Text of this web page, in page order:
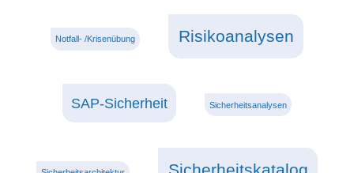
Notfall- /Krisenübung Risikoanalysen
SAP-Sicherheit Sicherheitsanalysen